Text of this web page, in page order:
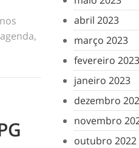
abril 2023
março 2023
fevereiro 2023
janeiro 2023
dezembro
novembro
outubro 2022